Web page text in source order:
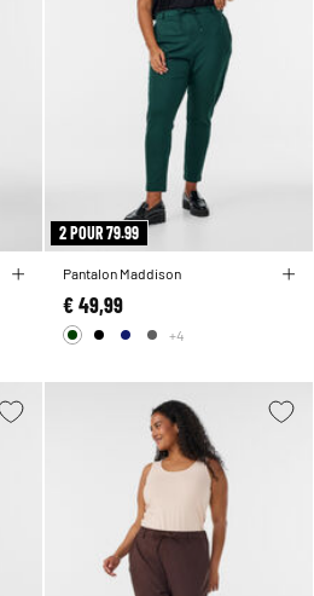
2 POUR 79.99
Pantalon Maddison
€ 49,99
+4